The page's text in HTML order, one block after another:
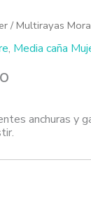
/ Multirayas
, Media caña
anchuras y